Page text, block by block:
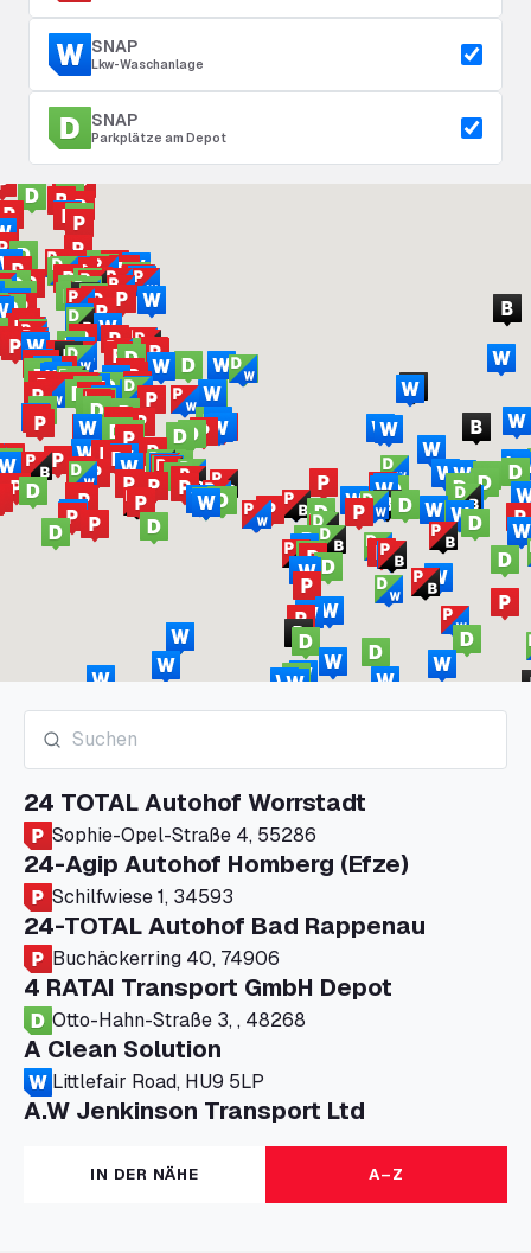
SNAP
Lkw-Waschanlage
SNAP
Parkplätze am Depot
24 TOTAL Autohof Worrstadt
Sophie-Opel-Straße 4, 55286
24-Agip Autohof Homberg (Efze)
Schilfwiese 1, 34593
24-TOTAL Autohof Bad Rappenau
Buchäckerring 40, 74906
4 RATAI Transport GmbH Depot
Otto-Hahn-Straße 3, , 48268
A Clean Solution
Littlefair Road, HU9 5LP
A.W Jenkinson Transport Ltd
Progress House, ME11 5GA
A+G Nettetal - Depot Parking
Am Panneschopp 7, 41334
IN DER NÄHE A–Z